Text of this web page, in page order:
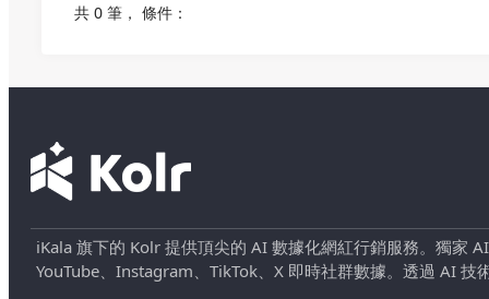
共 0 筆 ， 條件：
iKala 旗下的 Kolr 提供頂尖的 AI 數據化網紅行銷服務。獨家
YouTube、Instagram、TikTok、X 即時社群數據。透過 AI